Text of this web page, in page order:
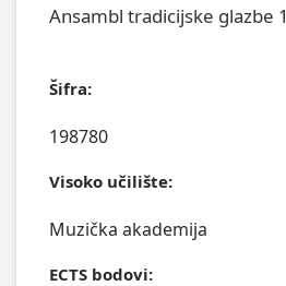
Ansambl tradicijske glazbe 1
Šifra:
198780
Visoko učilište:
Muzička akademija
ECTS bodovi: